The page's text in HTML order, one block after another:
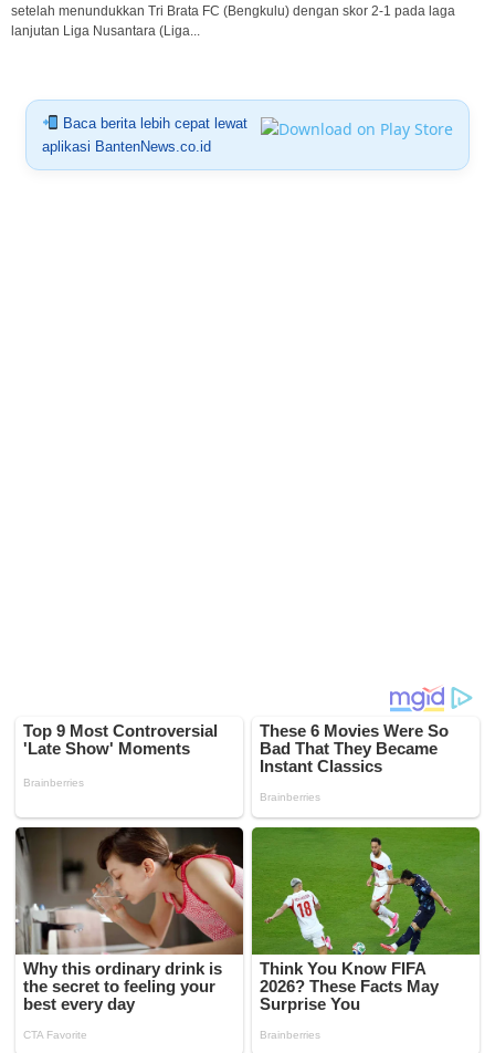
setelah menundukkan Tri Brata FC (Bengkulu) dengan skor 2-1 pada laga
lanjutan Liga Nusantara (Liga...
Baca berita lebih cepat lewat
aplikasi BantenNews.co.id